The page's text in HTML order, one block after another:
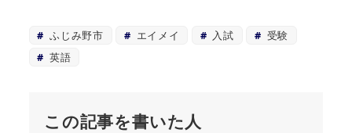
ふじみ野市 エイメイ 入試
受験
英語
この記事を書いた人